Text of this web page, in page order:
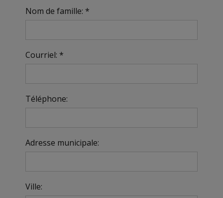
Nom de famille: *
Courriel: *
Téléphone:
Adresse municipale:
Ville: